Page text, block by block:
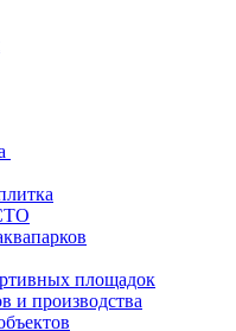
площадок
и производства